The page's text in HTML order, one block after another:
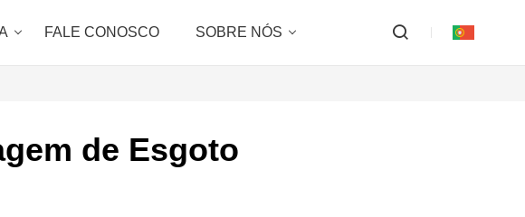
FALE CONOSCO SOBRE NÓS
de Esgoto